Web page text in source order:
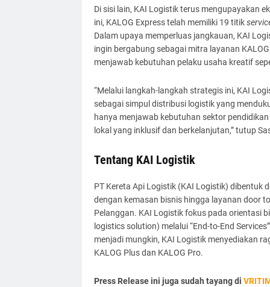
Di sisi lain, KAI Logistik terus mengupayakan
ini, KALOG Express telah memiliki 19 titik
Dalam upaya memperluas jangkauan, KAI
ingin bergabung sebagai mitra layanan
menjawab kebutuhan pelaku usaha kreatif
“Melalui langkah-langkah strategis ini, KAI
sebagai simpul distribusi logistik yang
hanya menjawab kebutuhan sektor
lokal yang inklusif dan berkelanjutan,” tutup
Tentang KAI Logistik
PT Kereta Api Logistik (KAI Logistik) dibentuk
dengan kemasan bisnis hingga layanan door
Pelanggan. KAI Logistik fokus pada orientasi
logistics solution) melalui “End-to-End
menjadi mungkin, KAI Logistik menyediakan
KALOG Plus dan KALOG Pro.
Press Release ini juga sudah tayang di